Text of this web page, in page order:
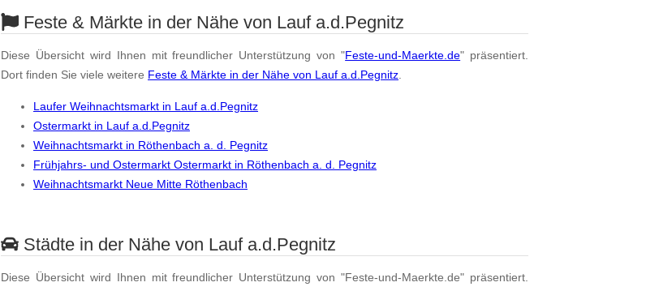
Feste & Märkte in der Nähe von Lauf a.d.Pegnitz
Diese Übersicht wird Ihnen mit freundlicher Unterstützung von "Feste-und-Maerkte.de" präsentiert.
Dort finden Sie viele weitere Feste & Märkte in der Nähe von Lauf a.d.Pegnitz
Laufer Weihnachtsmarkt in Lauf a.d.Pegnitz
Ostermarkt in Lauf a.d.Pegnitz
Weihnachtsmarkt in Röthenbach a. d. Pegnitz
Frühjahrs- und Ostermarkt Ostermarkt in Röthenbach a. d. Pegnitz
Weihnachtsmarkt Neue Mitte Röthenbach
Städte in der Nähe von Lauf a.d.Pegnitz
Diese Übersicht wird Ihnen mit freundlicher Unterstützung von "Feste-und-Maerkte.de" präsentiert.